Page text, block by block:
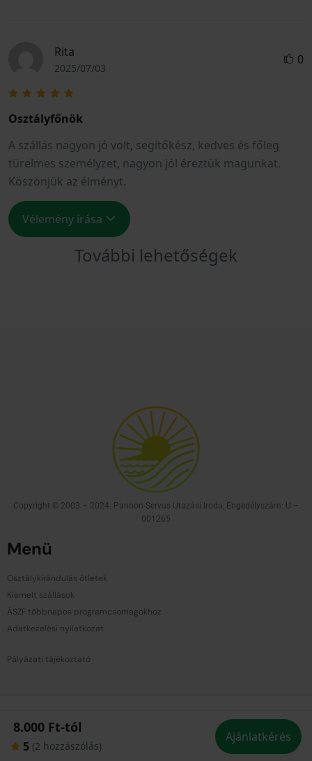
8.000 Ft-tól
5 (2 hozzászólás)
Ajánlatkérés
Rita
2025/07/03
0
Osztályfőnök
A szállás nagyon jó volt, segítőkész, kedves és főleg
türelmes személyzet, nagyon jól éreztük magunkat.
Köszönjük az élményt.
Vélemény írása
További lehetőségek
Copyright © 2003 – 2024. Pannon-Servus Utazási Iroda, Engedélyszám: U –
001265
Menü
Osztálykirándulás ötletek
Kiemelt szállások
ÁSZF többnapos programcsomagokhoz
Adatkezelési nyilatkozat
Pályázati tájékoztató